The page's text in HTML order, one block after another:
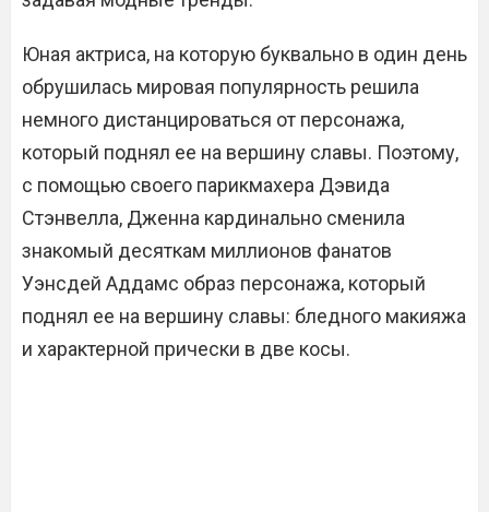
Юная актриса, на которую буквально в один день
обрушилась мировая популярность решила
немного дистанцироваться от персонажа,
который поднял ее на вершину славы. Поэтому,
с помощью своего парикмахера Дэвида
Стэнвелла, Дженна кардинально сменила
знакомый десяткам миллионов фанатов
Уэнсдей Аддамс образ персонажа, который
поднял ее на вершину славы: бледного макияжа
и характерной прически в две косы.